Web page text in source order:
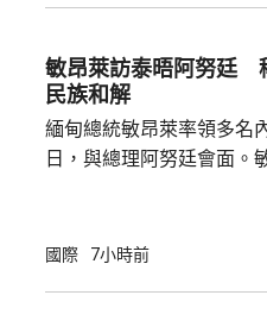
諾會確保類似事件不再發生。 歐洲足協
恩芬天奴作出道歉，改變
等國際足協相關賽事的立
敏昂萊訪泰晤阿努廷
民族和解
緬甸總統敏昂萊率領多名
日，與總理阿努廷會面。
關係，並尋求與東盟建立
國際 7小時前